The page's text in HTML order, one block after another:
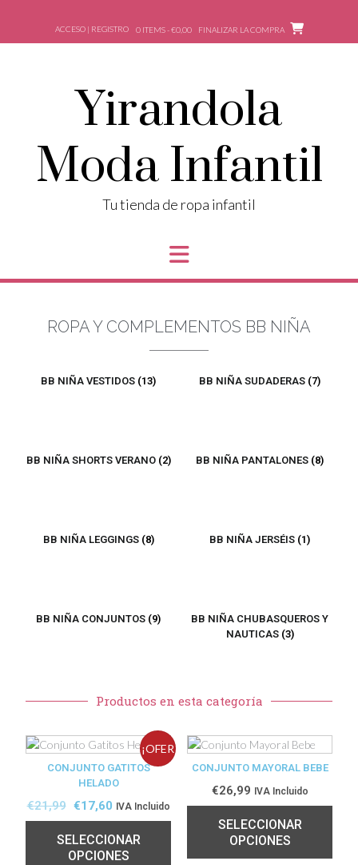
ACCESO | REGISTRO 0 ITEMS - €0,00 FINALIZAR LA COMPRA
Yirandola
Moda Infantil
Tu tienda de ropa infantil
ROPA Y COMPLEMENTOS BB NIÑA
BB NIÑA VESTIDOS (13) BB NIÑA SUDADERAS (7)
BB NIÑA SHORTS VERANO (2) BB NIÑA PANTALONES (8)
BB NIÑA LEGGINGS (8) BB NIÑA JERSÉIS (1)
BB NIÑA CONJUNTOS (9)
BB NIÑA CHUBASQUEROS Y
NAUTICAS (3)
Productos en esta categoría
¡OFER
CONJUNTO GATITOS
HELADO
€21,99 €17,60 IVA Incluido
SELECCIONAR
OPCIONES
CONJUNTO MAYORAL BEBE
€26,99 IVA Incluido
SELECCIONAR
OPCIONES